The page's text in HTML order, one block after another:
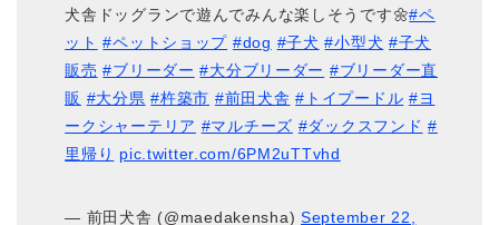
犬舎ドッグランで遊んでみんな楽しそうです🌼#ペ
ット #ペットショップ #dog #子犬 #小型犬 #子犬
販売 #ブリーダー #大分ブリーダー #ブリーダー直
販 #大分県 #杵築市 #前田犬舎 #トイプードル #ヨ
ークシャーテリア #マルチーズ #ダックスフンド #
里帰り pic.twitter.com/6PM2uTTvhd
— 前田犬舎 (@maedakensha)September 22,